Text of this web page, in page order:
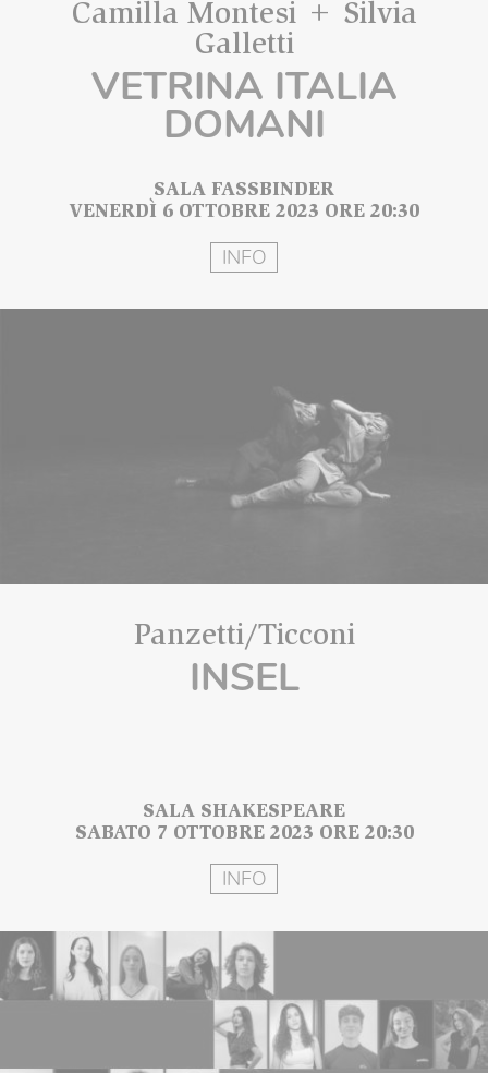
Camilla Montesi + Silvia
Galletti
VETRINA ITALIA
DOMANI
SALA FASSBINDER
VENERDÌ 6 OTTOBRE 2023 ORE 20:30
INFO
Panzetti/Ticconi
INSEL
SALA SHAKESPEARE
SABATO 7 OTTOBRE 2023 ORE 20:30
INFO